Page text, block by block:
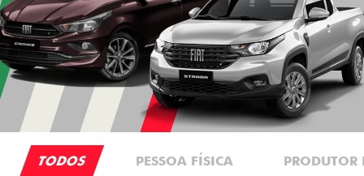
TODOS PESSOA FÍSICA PRODUTOR